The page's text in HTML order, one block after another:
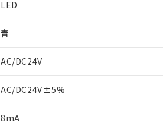
LED
青
AC/DC24V
AC/DC24V±5%
8mA